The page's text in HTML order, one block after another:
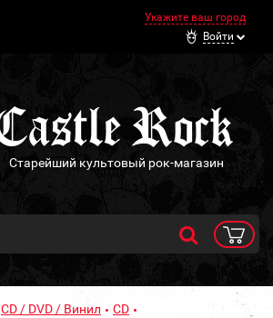
Укажите ваш город
Войти
Старейший культовый рок-магазин
CD / DVD / Винил
CD